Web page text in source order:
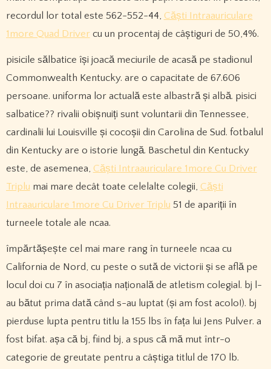
recordul lor total este 562-552-44, Căști Intraauriculare
1more Quad Drivercu un procentaj de câștiguri de 50,4%.
pisicile sălbatice își joacă meciurile de acasă pe stadionul
Commonwealth Kentucky. are o capacitate de 67.606
persoane. uniforma lor actuală este albastră și albă. pisici
salbatice?? rivalii obișnuiți sunt voluntarii din Tennessee,
cardinalii lui Louisville și cocoșii din Carolina de Sud. fotbalul
din Kentucky are o istorie lungă. Baschetul din Kentucky
este, de asemenea, Căști Intraauriculare 1more Cu Driver
Triplu mai mare decât toate celelalte colegii, Căști
Intraauriculare 1more Cu Driver Triplu 51 de apariții în
turneele totale ale ncaa.
împărtășește cel mai mare rang în turneele ncaa cu
California de Nord, cu peste o sută de victorii și se află pe
locul doi cu 7 în asociația națională de atletism colegial. bj l-
au bătut prima dată când s-au luptat (și am fost acolo!). bj
pierduse lupta pentru titlu la 155 lbs în fața lui Jens Pulver. a
fost bifat. așa că bj, fiind bj, a spus că mă mut într-o
categorie de greutate pentru a câștiga titlul de 170 lb.